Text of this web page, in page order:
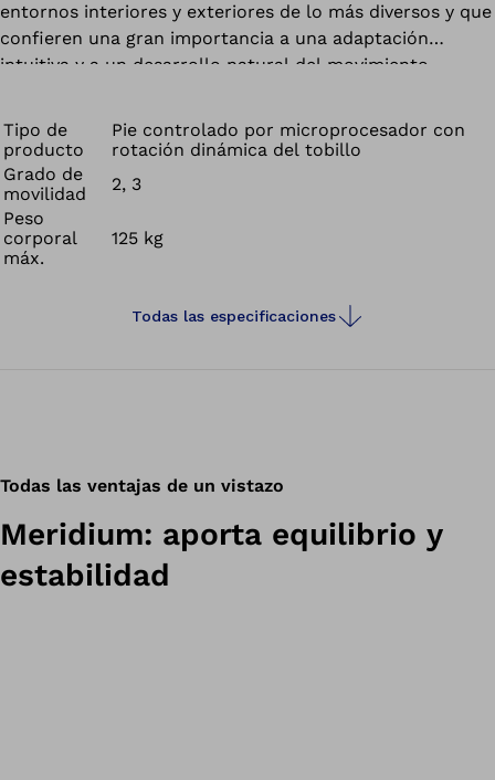
entornos interiores y exteriores de lo más diversos y que
confieren una gran importancia a una adaptación
intuitiva y a un desarrollo natural del movimiento.
Tipo de
producto
Pie controlado por microprocesador con
rotación dinámica del tobillo
Grado de
movilidad
2, 3
Peso
corporal
máx.
125 kg
Todas las especificaciones
Todas las ventajas de un vistazo
Meridium: aporta equilibrio y
estabilidad